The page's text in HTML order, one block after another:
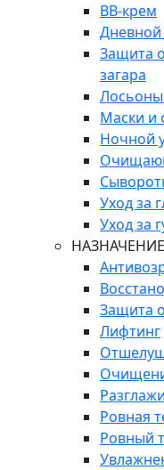
ВВ-крем
Дневной
Защита
загара
Маски и
Ночной
Уход за
Уход за
НАЗНАЧЕНИЕ
Защита
Лифтинг
Ровная
Ровный